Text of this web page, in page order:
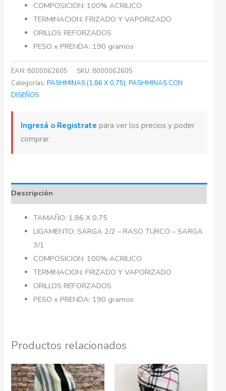
COMPOSICION: 100% ACRILICO
TERMINACION: FRIZADO Y VAPORIZADO
ORILLOS REFORZADOS
PESO x PRENDA: 190 gramos
EAN: 8000062605 SKU: 8000062605
Categorías:PASHMINAS (1,86 X 0,75),PASHMINAS CON
DISEÑOS
Ingresá o Registrate para ver los precios y poder
comprar.
Descripción
TAMAÑO: 1,86 X 0,75
LIGAMENTO: SARGA 2/2 – RASO TURCO – SARGA
3/1
COMPOSICION: 100% ACRILICO
TERMINACION: FRIZADO Y VAPORIZADO
ORILLOS REFORZADOS
PESO x PRENDA: 190 gramos
Productos relacionados